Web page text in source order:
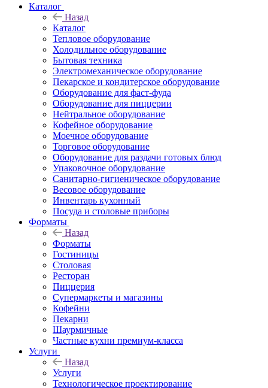
Каталог
Назад
Каталог
Тепловое оборудование
Холодильное оборудование
Бытовая техника
Электромеханическое оборудование
Пекарское и кондитерское оборудование
Оборудование для фаст-фуда
Оборудование для пиццерии
Нейтральное оборудование
Кофейное оборудование
Моечное оборудование
Торговое оборудование
Оборудование для раздачи готовых блюд
Упаковочное оборудование
Санитарно-гигиеническое оборудование
Весовое оборудование
Инвентарь кухонный
Посуда и столовые приборы
Форматы
Назад
Форматы
Гостиницы
Столовая
Ресторан
Пиццерия
Супермаркеты и магазины
Кофейни
Пекарни
Шаурмичные
Частные кухни премиум-класса
Услуги
Назад
Услуги
Технологическое проектирование